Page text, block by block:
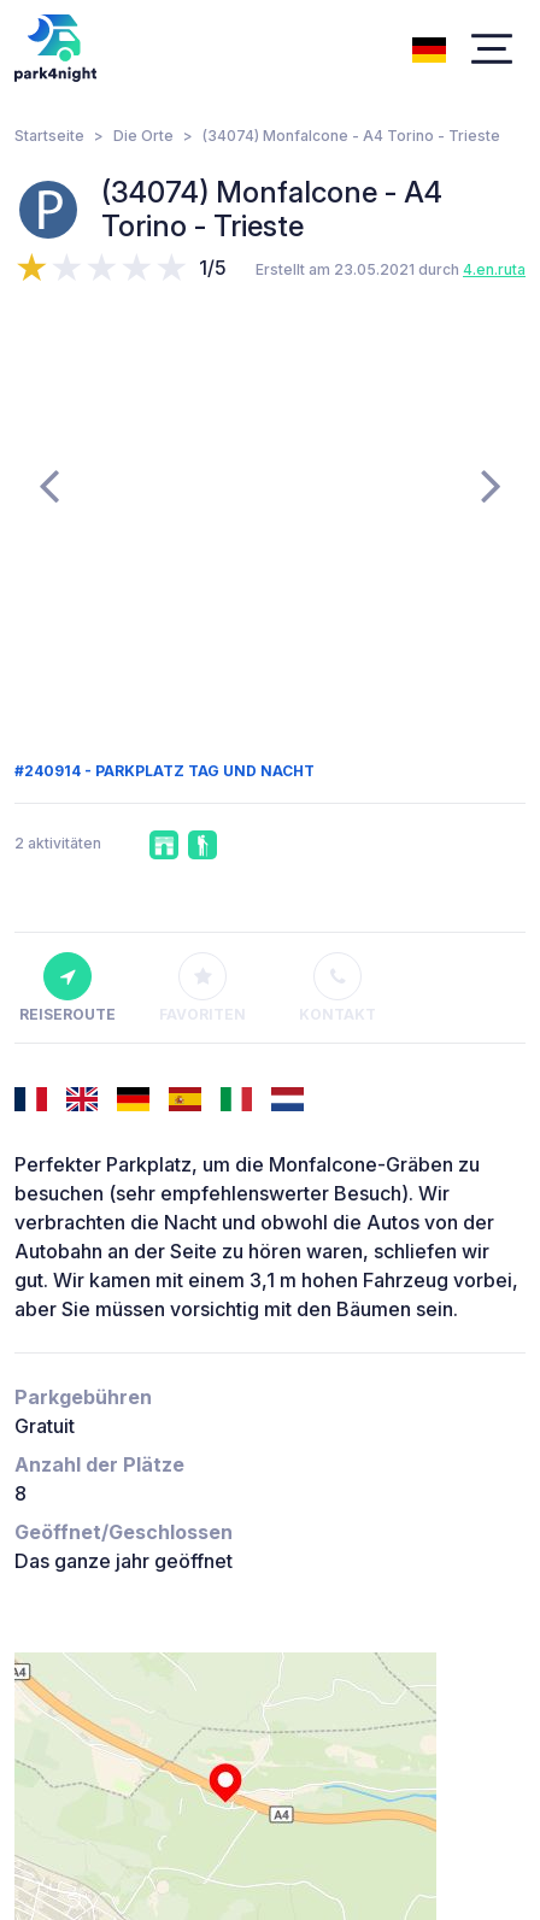
Startseite Die Orte (34074) Monfalcone - A4 Torino - Trieste
(34074) Monfalcone - A4
Torino - Trieste
1/5 Erstellt am 23.05.2021 durch 4.en.ruta
#240914 - PARKPLATZ TAG UND NACHT
2 aktivitäten
REISEROUTE FAVORITEN KONTAKT
Perfekter Parkplatz, um die Monfalcone-Gräben zu
besuchen (sehr empfehlenswerter Besuch). Wir
verbrachten die Nacht und obwohl die Autos von der
Autobahn an der Seite zu hören waren, schliefen wir
gut. Wir kamen mit einem 3,1 m hohen Fahrzeug vorbei,
aber Sie müssen vorsichtig mit den Bäumen sein.
Parkgebühren
Gratuit
Anzahl der Plätze
8
Geöffnet/Geschlossen
Das ganze jahr geöffnet